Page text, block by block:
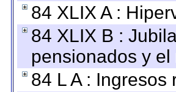
84 XLIX A :
84 XLIX B :
pensionados y
84 L A : Ingresos